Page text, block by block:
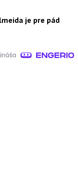
je pre pád